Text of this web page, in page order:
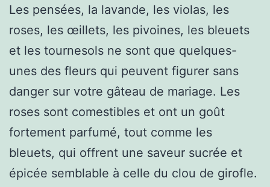
Les pensées, la lavande, les violas, les
roses, les œillets, les pivoines, les bleuets
et les tournesols ne sont que quelques-
unes des fleurs qui peuvent figurer sans
danger sur votre gâteau de mariage. Les
roses sont comestibles et ont un goût
fortement parfumé, tout comme les
bleuets, qui offrent une saveur sucrée et
épicée semblable à celle du clou de girofle.